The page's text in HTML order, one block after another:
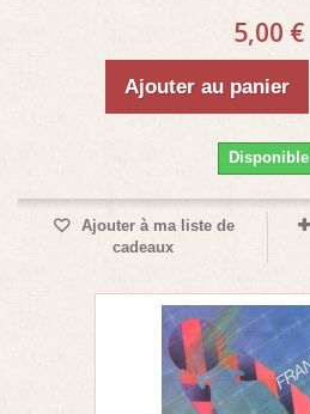
5,00 €
Ajouter au panier
Disponible
Ajouter à ma liste de
cadeaux